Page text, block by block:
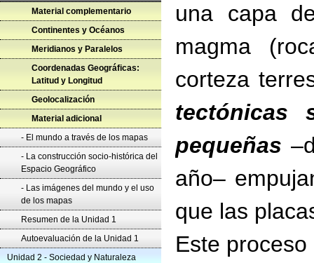
Material complementario
Continentes y Océanos
Meridianos y Paralelos
Coordenadas Geográficas:
Latitud y Longitud
Geolocalización
Material adicional
- El mundo a través de los mapas
- La construcción socio-histórica del
Espacio Geográfico
- Las imágenes del mundo y el uso
de los mapas
Resumen de la Unidad 1
Autoevaluación de la Unidad 1
Unidad 2 - Sociedad y Naturaleza
una capa
magma
corteza
tectónicas
pequeñas
año–
que las
Este